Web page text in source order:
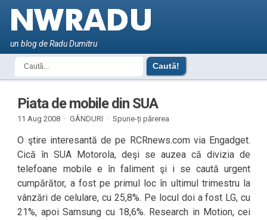
un blog de Radu Dumitru
Piata de mobile din SUA
11 Aug 2008 · GÂNDURI · Spune-ți părerea
O ştire interesantă de pe RCRnews.com via Engadget.
Cică în SUA Motorola, deşi se auzea că divizia de
telefoane mobile e în faliment şi i se caută urgent
cumpărător, a fost pe primul loc în ultimul trimestru la
vânzări de celulare, cu 25,8%. Pe locul doi a fost LG, cu
21%, apoi Samsung cu 18,6%. Research in Motion, cei